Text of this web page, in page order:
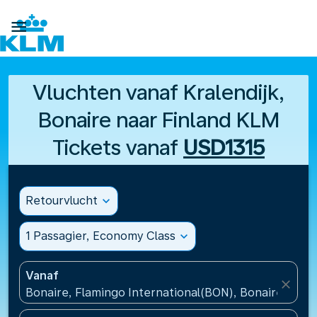

Vluchten vanaf Kralendijk,
Bonaire naar Finland KLM
Tickets vanaf USD1315
Retourvlucht expand_more
1 Passagier, Economy Class expand_more
Vanaf
Bonaire, Flamingo International(BON), Bonaire, St
close